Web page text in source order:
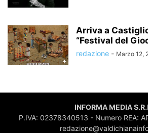
Arriva a
“Festival del
redazione - Marzo 12,
INFORMA MEDIA
P.IVA: 02378340513 - Numero REA: